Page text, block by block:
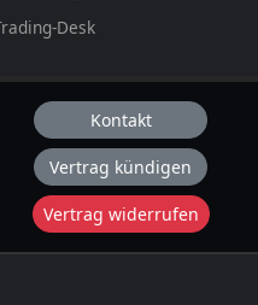
Desk
Kontakt
Vertrag kündigen
Vertrag widerrufen